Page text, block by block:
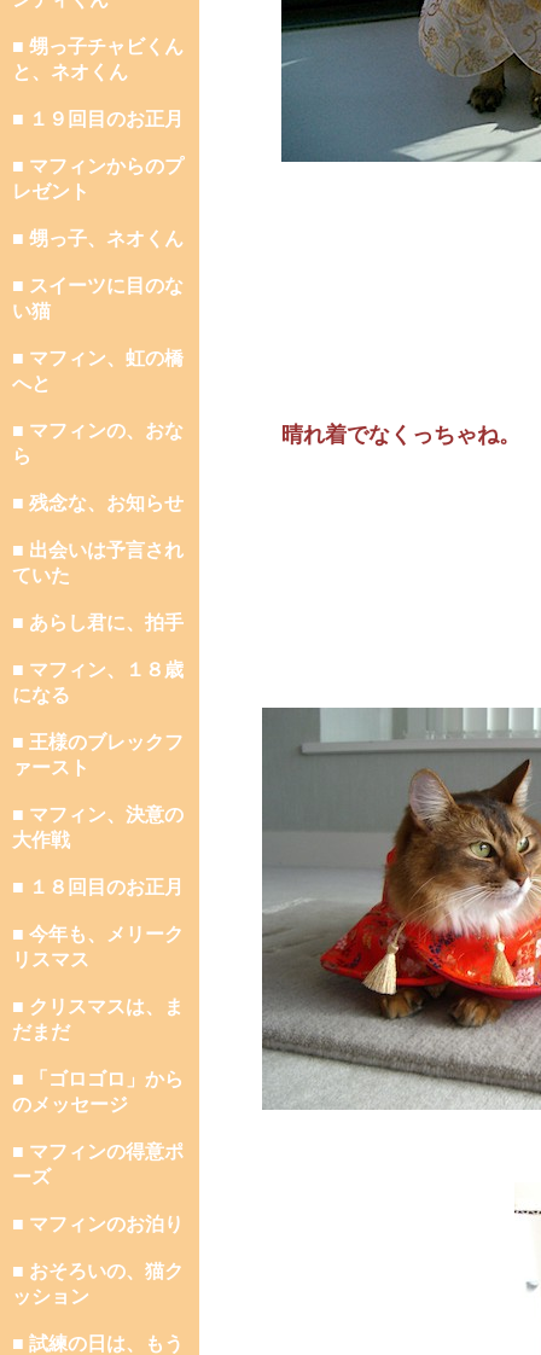
■ 甥っ子チャビくん
と、ネオくん
■ １９回目のお正月
■ マフィンからのプ
レゼント
■ 甥っ子、ネオくん
■ スイーツに目のな
い猫
■ マフィン、虹の橋
へと
■ マフィンの、おな
ら
■ 残念な、お知らせ
■ 出会いは予言され
ていた
■ あらし君に、拍手
■ マフィン、１８歳
になる
■ 王様のブレックフ
ァースト
■ マフィン、決意の
大作戦
■ １８回目のお正月
■ 今年も、メリーク
リスマス
■ クリスマスは、ま
だまだ
■ 「ゴロゴロ」から
のメッセージ
■ マフィンの得意ポ
ーズ
■ マフィンのお泊り
■ おそろいの、猫ク
ッション
■ 試練の日は、もう
晴れ着でなくっちゃね。